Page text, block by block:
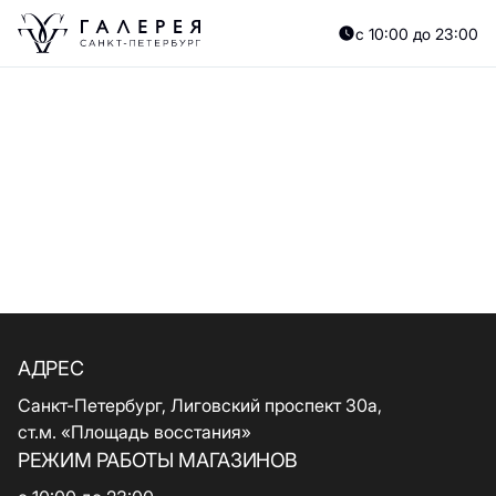
с 10:00 до 23:00
АДРЕС
Санкт-Петербург, Лиговский проспект 30а,
ст.м. «Площадь восстания»
РЕЖИМ РАБОТЫ МАГАЗИНОВ